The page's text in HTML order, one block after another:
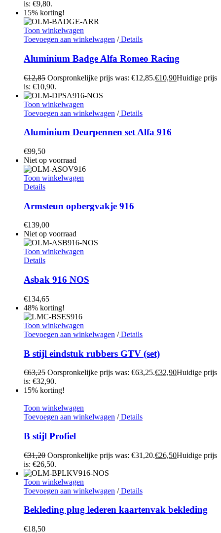
is: €9,80.
15% korting!
Toon winkelwagen
Toevoegen aan winkelwagen /Details
Aluminium Badge Alfa Romeo Racing
€12,85 Oorspronkelijke prijs was: €12,85.€10,90Huidige prijs
is: €10,90.
Toon winkelwagen
Toevoegen aan winkelwagen /Details
Aluminium Deurpennen set Alfa 916
€99,50
Niet op voorraad
Toon winkelwagen
Details
Armsteun opbergvakje 916
€139,00
Niet op voorraad
Toon winkelwagen
Details
Asbak 916 NOS
€134,65
48% korting!
Toon winkelwagen
Toevoegen aan winkelwagen /Details
B stijl eindstuk rubbers GTV (set)
€63,25 Oorspronkelijke prijs was: €63,25.€32,90Huidige prijs
is: €32,90.
15% korting!
Toon winkelwagen
Toevoegen aan winkelwagen /Details
B stijl Profiel
€31,20 Oorspronkelijke prijs was: €31,20.€26,50Huidige prijs
is: €26,50.
Toon winkelwagen
Toevoegen aan winkelwagen /Details
Bekleding plug lederen kaartenvak bekleding
€18,50